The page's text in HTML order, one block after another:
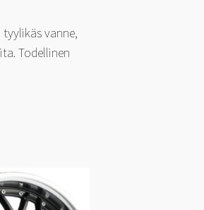
vanne,
Todellinen